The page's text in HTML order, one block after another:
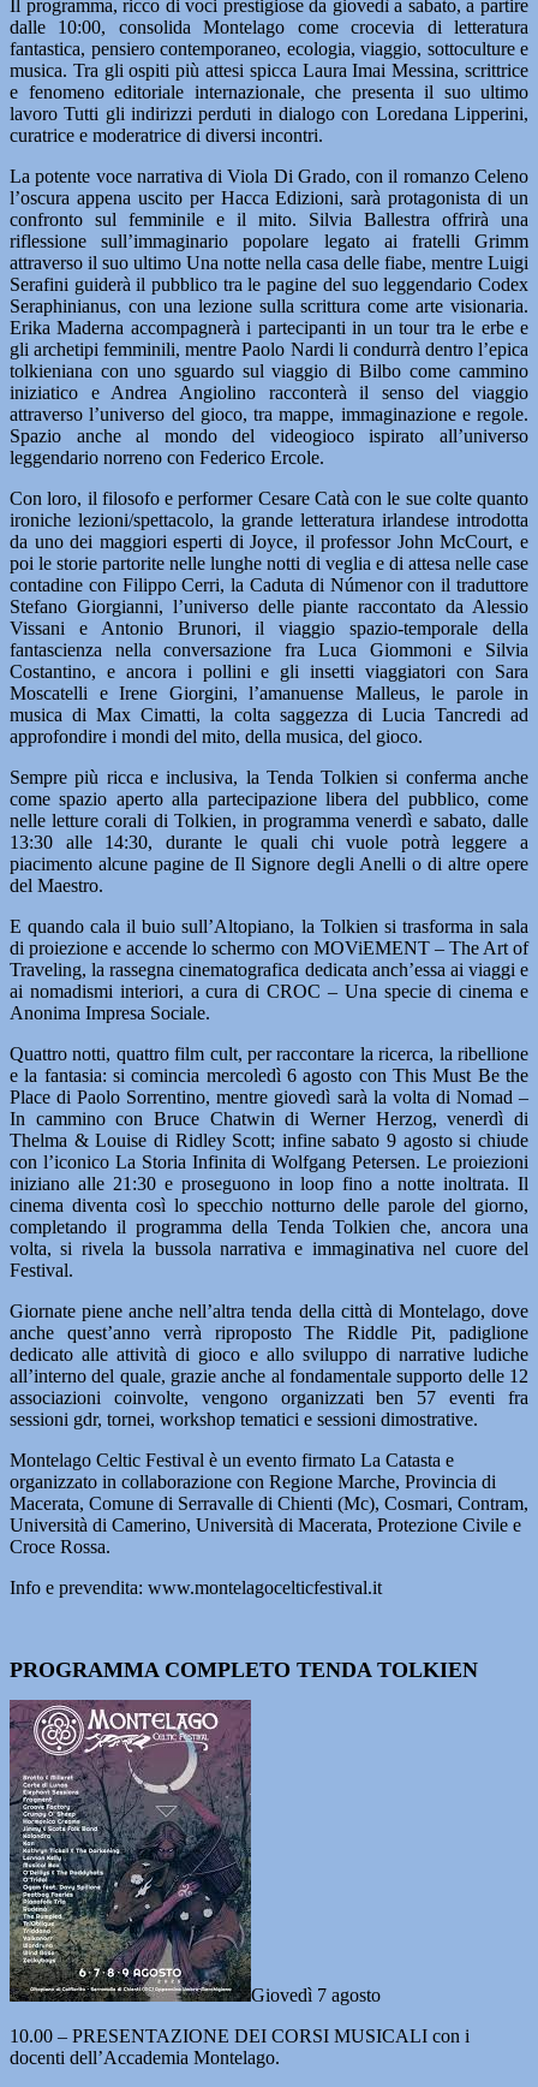
Il programma, ricco di voci prestigiose da giovedì a sabato, a partire
dalle 10:00, consolida Montelago come crocevia di letteratura
fantastica, pensiero contemporaneo, ecologia, viaggio, sottoculture e
musica. Tra gli ospiti più attesi spicca Laura Imai Messina, scrittrice
e fenomeno editoriale internazionale, che presenta il suo ultimo
lavoro Tutti gli indirizzi perduti in dialogo con Loredana Lipperini,
curatrice e moderatrice di diversi incontri.
La potente voce narrativa di Viola Di Grado, con il romanzo Celeno
l’oscura appena uscito per Hacca Edizioni, sarà protagonista di un
confronto sul femminile e il mito. Silvia Ballestra offrirà una
riflessione sull’immaginario popolare legato ai fratelli Grimm
attraverso il suo ultimo Una notte nella casa delle fiabe, mentre Luigi
Serafini guiderà il pubblico tra le pagine del suo leggendario Codex
Seraphinianus, con una lezione sulla scrittura come arte visionaria.
Erika Maderna accompagnerà i partecipanti in un tour tra le erbe e
gli archetipi femminili, mentre Paolo Nardi li condurrà dentro l’epica
tolkieniana con uno sguardo sul viaggio di Bilbo come cammino
iniziatico e Andrea Angiolino racconterà il senso del viaggio
attraverso l’universo del gioco, tra mappe, immaginazione e regole.
Spazio anche al mondo del videogioco ispirato all’universo
leggendario norreno con Federico Ercole.
Con loro, il filosofo e performer Cesare Catà con le sue colte quanto
ironiche lezioni/spettacolo, la grande letteratura irlandese introdotta
da uno dei maggiori esperti di Joyce, il professor John McCourt, e
poi le storie partorite nelle lunghe notti di veglia e di attesa nelle case
contadine con Filippo Cerri, la Caduta di Númenor con il traduttore
Stefano Giorgianni, l’universo delle piante raccontato da Alessio
Vissani e Antonio Brunori, il viaggio spazio-temporale della
fantascienza nella conversazione fra Luca Giommoni e Silvia
Costantino, e ancora i pollini e gli insetti viaggiatori con Sara
Moscatelli e Irene Giorgini, l’amanuense Malleus, le parole in
musica di Max Cimatti, la colta saggezza di Lucia Tancredi ad
approfondire i mondi del mito, della musica, del gioco.
Sempre più ricca e inclusiva, la Tenda Tolkien si conferma anche
come spazio aperto alla partecipazione libera del pubblico, come
nelle letture corali di Tolkien, in programma venerdì e sabato, dalle
13:30 alle 14:30, durante le quali chi vuole potrà leggere a
piacimento alcune pagine de Il Signore degli Anelli o di altre opere
del Maestro.
E quando cala il buio sull’Altopiano, la Tolkien si trasforma in sala
di proiezione e accende lo schermo con MOViEMENT – The Art of
Traveling, la rassegna cinematografica dedicata anch’essa ai viaggi e
ai nomadismi interiori, a cura di CROC – Una specie di cinema e
Anonima Impresa Sociale.
Quattro notti, quattro film cult, per raccontare la ricerca, la ribellione
e la fantasia: si comincia mercoledì 6 agosto con This Must Be the
Place di Paolo Sorrentino, mentre giovedì sarà la volta di Nomad –
In cammino con Bruce Chatwin di Werner Herzog, venerdì di
Thelma & Louise di Ridley Scott; infine sabato 9 agosto si chiude
con l’iconico La Storia Infinita di Wolfgang Petersen. Le proiezioni
iniziano alle 21:30 e proseguono in loop fino a notte inoltrata. Il
cinema diventa così lo specchio notturno delle parole del giorno,
completando il programma della Tenda Tolkien che, ancora una
volta, si rivela la bussola narrativa e immaginativa nel cuore del
Festival.
Giornate piene anche nell’altra tenda della città di Montelago, dove
anche quest’anno verrà riproposto The Riddle Pit, padiglione
dedicato alle attività di gioco e allo sviluppo di narrative ludiche
all’interno del quale, grazie anche al fondamentale supporto delle 12
associazioni coinvolte, vengono organizzati ben 57 eventi fra
sessioni gdr, tornei, workshop tematici e sessioni dimostrative.
Montelago Celtic Festival è un evento firmato La Catasta e
organizzato in collaborazione con Regione Marche, Provincia di
Macerata, Comune di Serravalle di Chienti (Mc), Cosmari, Contram,
Università di Camerino, Università di Macerata, Protezione Civile e
Croce Rossa.
Info e prevendita: www.montelagocelticfestival.it
PROGRAMMA COMPLETO TENDA TOLKIEN
Giovedì 7 agosto
10.00 – PRESENTAZIONE DEI CORSI MUSICALI con i
docenti dell’Accademia Montelago.